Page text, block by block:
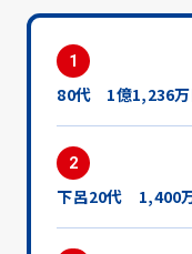
1
80代 1億1,236
2
下呂20代 1,400